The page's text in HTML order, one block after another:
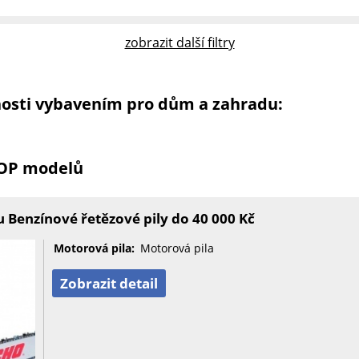
zobrazit další filtry
vybavením pro dům a zahradu:
modelů
řetězové pily do 40 000 Kč
Motorová pila: Motorová pila
Zobrazit detail